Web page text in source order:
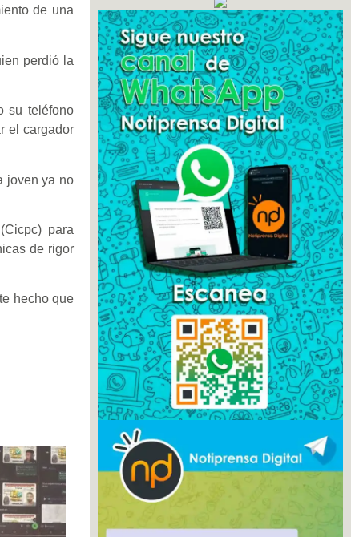
de una
perdió la
su teléfono
el cargador
joven ya no
para
de rigor
hecho que